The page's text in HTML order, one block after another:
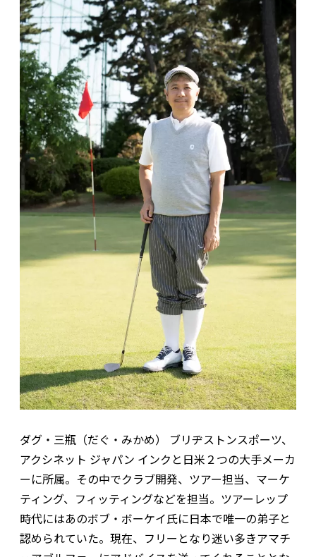
ダグ・三瓶（だぐ・みかめ） ブリヂストンスポーツ、
アクシネット ジャパン インクと日米２つの大手メーカ
ーに所属。その中でクラブ開発、ツアー担当、マーケ
ティング、フィッティングなどを担当。ツアーレップ
時代にはあのボブ・ボーケイ氏に日本で唯一の弟子と
認められていた。現在、フリーとなり迷い多きアマチ